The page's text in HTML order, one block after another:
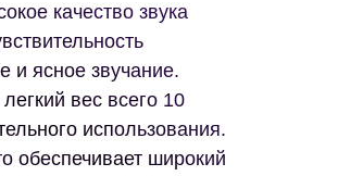
качество звука
и ясное звучание.
вес всего 10
использования.
обеспечивает широкий